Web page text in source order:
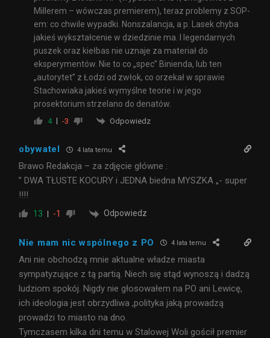
Millerem – wówczas premierem), teraz problemy z SOP-
em: co chwile wypadki. Nonszalancja, a p. Lasek chyba
jakieś wykształcenie w dziedzinie ma. I legendarnych
puszek oraz kiełbas nie uznaje za materiał do
eksperymentów. Nie to co „spec” Binienda, lub ten
„autorytet” z Łodzi od zwłok, co orzekał w sprawie
Stachowiaka jakieś wymyślne teorie i w jego
prosektorium strzelano do denatów.
4 -3 Odpowiedz
obywatel 4 lata temu
Brawo Redakcja – za zdjęcie główne :
” DWA TŁUSTE KOCURY i JEDNA biedna MYSZKA „- super
!!!!
13 -1 Odpowiedz
Nie mam nic wspólnego z PO 4 lata temu
Ani nie obchodzą mnie aktualne władze miasta
sympatyzujące z tą partią. Niech się stąd wynoszą i dadzą
ludziom spokój. Nigdy nie głosowałem na PO ani Lewicę,
ich ideologia jest obrzydliwa ,polityka jaką prowadzą
prowadzi to miasto na dno.
Tymczasem kilka dni temu w Stalowej Woli gościł premier